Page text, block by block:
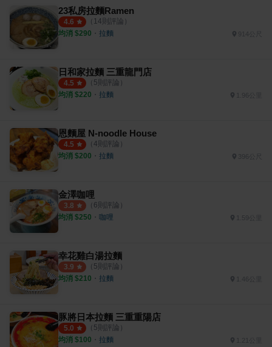
23私房拉麵Ramen
4.6 （ 14則評論）
均消 $290 ・ 拉麵 914公尺
日和家拉麵 三重龍門店
4.5 （ 5則評論）
均消 $220 ・ 拉麵
恩麵屋 N-noodle House
4.5 （ 4則評論）
均消 $200 ・ 拉麵
金澤咖哩
3.8 （ 6則評論）
均消 $250 ・ 咖哩 1.59公里
幸花雞白湯拉麵
3.9 （ 5則評論）
均消 $210 ・ 拉麵 1.46公里
豚將日本拉麵 三重重陽店
5.0 （ 5則評論）
均消 $100 ・ 拉麵